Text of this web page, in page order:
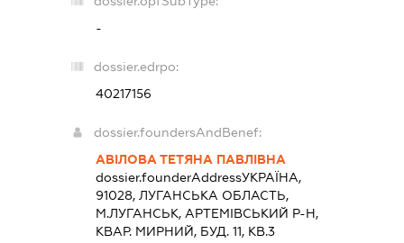
-
dossier.edrpo:
40217156
dossier.foundersAndBenef:
АВІЛОВА ТЕТЯНА ПАВЛІВНА
dossier.founderAddressУКРАЇНА,
91028, ЛУГАНСЬКА ОБЛАСТЬ,
М.ЛУГАНСЬК, АРТЕМІВСЬКИЙ Р-Н,
КВАР. МИРНИЙ, БУД. 11, КВ.3